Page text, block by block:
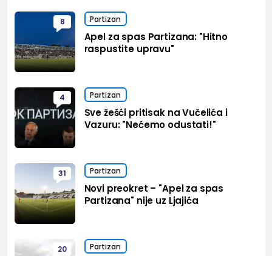
8 Partizan
Apel za spas Partizana: "Hitno
raspustite upravu"
4 Partizan
Sve žešći pritisak na Vučelića i
Vazuru: "Nećemo odustati!"
31 Partizan
Novi preokret – "Apel za spas
Partizana" nije uz Ljajića
20 Partizan